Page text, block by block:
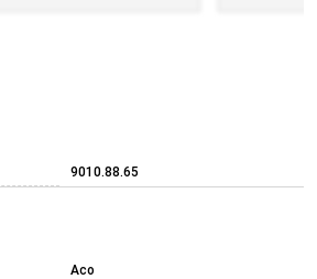
9010.88.65
Aco